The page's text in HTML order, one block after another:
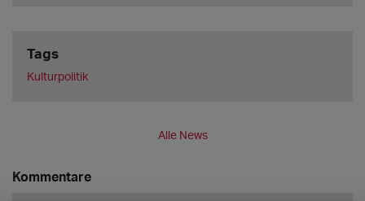
Tags
Kulturpolitik
Alle News
Kommentare